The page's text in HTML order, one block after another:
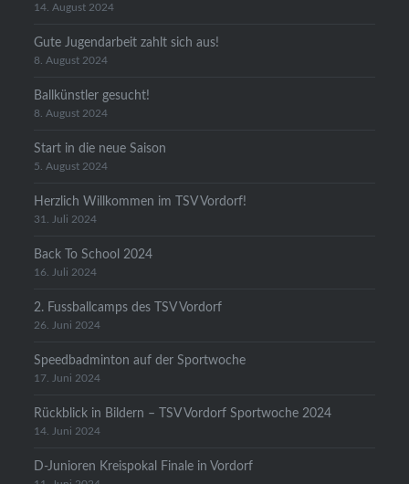
14. August 2024
Gute Jugendarbeit zahlt sich aus!
8. August 2024
Ballkünstler gesucht!
8. August 2024
Start in die neue Saison
5. August 2024
Herzlich Willkommen im TSV Vordorf!
31. Juli 2024
Back To School 2024
16. Juli 2024
2. Fussballcamps des TSV Vordorf
26. Juni 2024
Speedbadminton auf der Sportwoche
17. Juni 2024
Rückblick in Bildern – TSV Vordorf Sportwoche 2024
14. Juni 2024
D-Junioren Kreispokal Finale in Vordorf